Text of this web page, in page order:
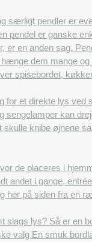
særligt pendler er
pendel er ganske
en anden sag.
dem mange
spisebordet,
for et direkte lys
kan
knibe øjnene
de placeres i
andet i gange,
her på siden fra en
lys? Så er en
valg En smuk